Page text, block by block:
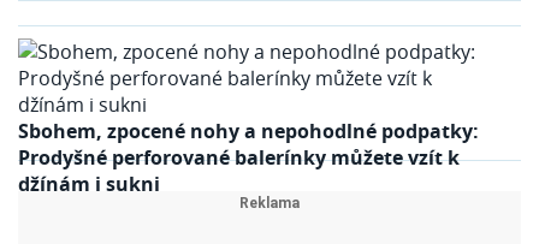
Sbohem, zpocené nohy a nepohodlné podpatky:
Prodyšné perforované balerínky můžete vzít k
džínám i sukni